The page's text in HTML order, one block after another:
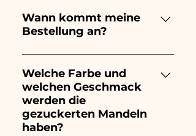
bemalt vollständig von Hand,
daher dauert ihre Herstellung
der Menge ab. Wir empfehlen
daher, Ihre Bestellung immer
1/2 Monate vor Ihrer
Veranstaltung aufzugeben.
Wenn Ihre Veranstaltung vor
Wann kommt meine
Bestellung an?
Der Eingang der Bestellung ist
10/15 Tage vor der
Veranstaltung garantiert.
Welche Farbe und
welchen Geschmack
werden die
gezuckerten Mandeln
haben?